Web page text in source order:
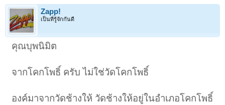
Zapp!
เป็นที่รู้จักกันดี
คุณบุพนิมิต
จากโคกโพธิ์ ครับ ไม่ใช่วัดโคกโพธิ์
องค์มาจากวัดช้างให้ วัดช้างให้อยู่ในอำเภอโคกโพธิ์